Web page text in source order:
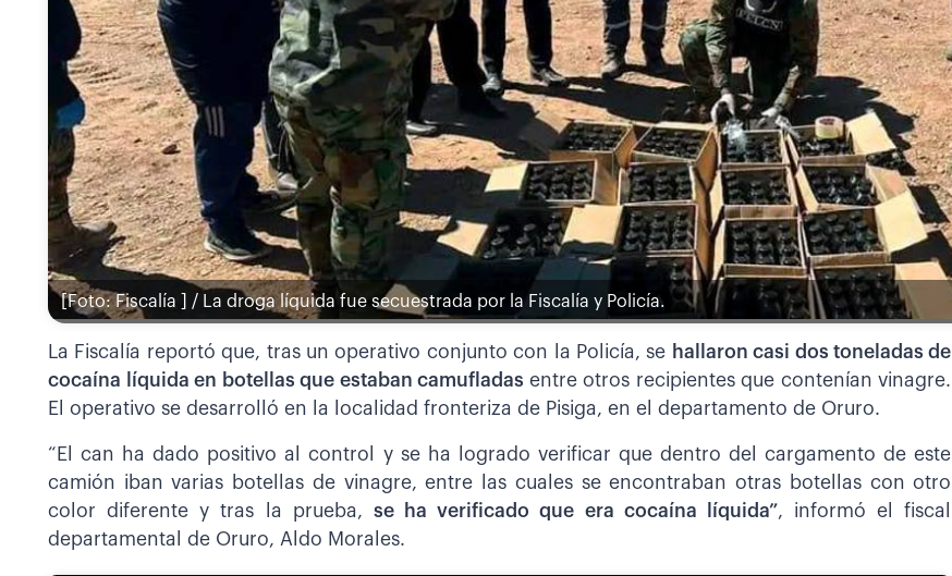
[Foto: Fiscalía ] / La droga líquida fue secuestrada por la Fiscalía y Policía.
La Fiscalía reportó que, tras un operativo conjunto con la Policía, se hallaron casi dos toneladas de
cocaína líquida en botellas que estaban camufladas entre otros recipientes que contenían vinagre.
El operativo se desarrolló en la localidad fronteriza de Pisiga, en el departamento de Oruro.
“El can ha dado positivo al control y se ha logrado verificar que dentro del cargamento de este
camión iban varias botellas de vinagre, entre las cuales se encontraban otras botellas con otro
color diferente y tras la prueba, se ha verificado que era cocaína líquida”, informó el fiscal
departamental de Oruro, Aldo Morales.